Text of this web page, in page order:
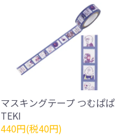
マスキングテープ つむぱぱ
TEKI
440円(税40円)